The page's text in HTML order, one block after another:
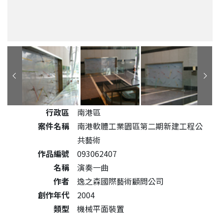
公共藝術作品詳細資料
行政區
南港區
案件名稱
南港軟體工業園區第二期新建工程公
共藝術
作品編號
093062407
名稱
演奏一曲
作者
逸之森國際藝術顧問公司
創作年代
2004
類型
機械平面裝置